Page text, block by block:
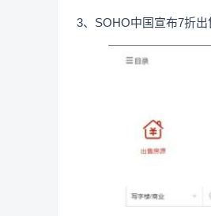
3、SOHO中国宣布7折